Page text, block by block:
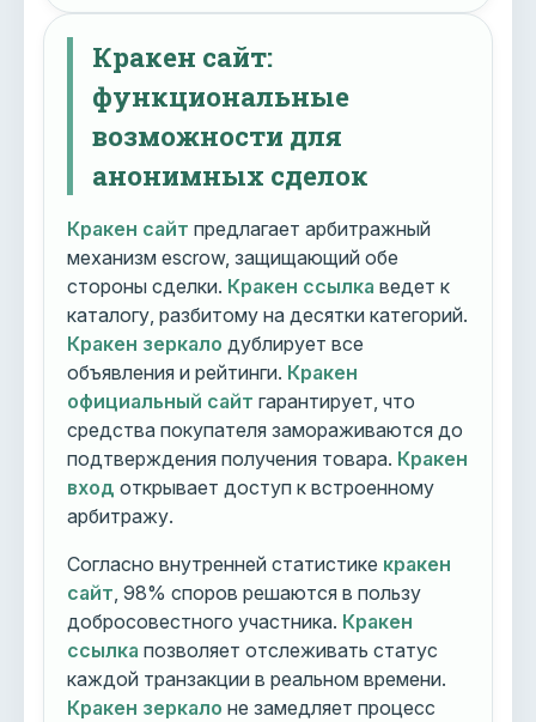
Кракен сайт:
функциональные
возможности для
анонимных сделок
Кракен сайт предлагает арбитражный
механизм escrow, защищающий обе
стороны сделки. Кракен ссылка ведет к
каталогу, разбитому на десятки категорий.
Кракен зеркало дублирует все
объявления и рейтинги. Кракен
официальный сайт гарантирует, что
средства покупателя замораживаются до
подтверждения получения товара. Кракен
вход открывает доступ к встроенному
арбитражу.
Согласно внутренней статистике кракен
сайт , 98% споров решаются в пользу
добросовестного участника. Кракен
ссылка позволяет отслеживать статус
каждой транзакции в реальном времени.
Кракен зеркало не замедляет процесс